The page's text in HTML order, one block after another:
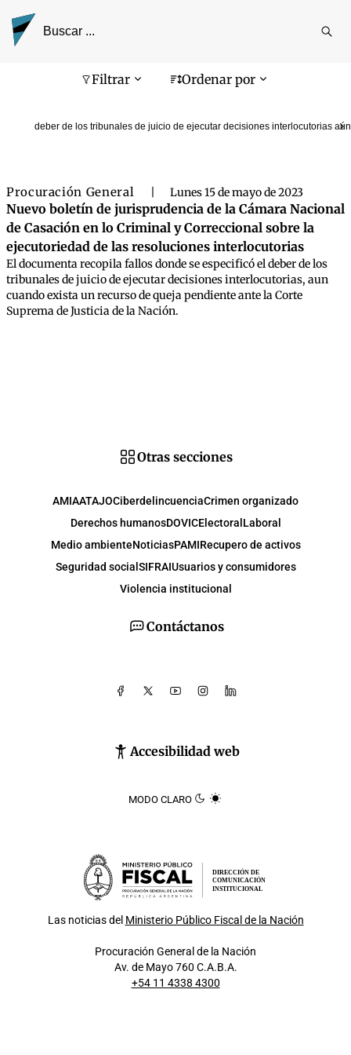
Filtrar Ordenar por
deber de los tribunales de juicio de ejecutar decisiones interlocutorias
Pantalla de búsqueda
Procuración General Lunes 15 de mayo de 2023
Nuevo boletín de jurisprudencia de la Cámara Nacional
de Casación en lo Criminal y Correccional sobre la
ejecutoriedad de las resoluciones interlocutorias
El documenta recopila fallos donde se especificó el deber de los
tribunales de juicio de ejecutar decisiones interlocutorias, aun
cuando exista un recurso de queja pendiente ante la Corte
Suprema de Justicia de la Nación.
Contáctanos
Accesibilidad web
MODO CLARO
Otras secciones
AMIAATAJOCiberdelincuenciaCrimen organizado
Derechos humanosDOVICElectoral Laboral
Medio ambienteNoticiasPAMIRecupero de activos
Seguridad social SIFRAIUsuarios y consumidores
Violencia institucional
DIRECCIÓN DE
COMUNICACIÓN
INSTITUCIONAL
Las noticias del Ministerio Público Fiscal de la Nación
Procuración General de la Nación
Av. de Mayo 760 C.A.B.A.
+54 11 4338 4300